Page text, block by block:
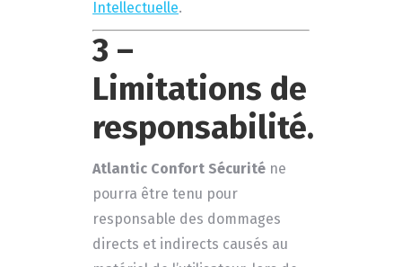
Intellectuelle.
3 –
Limitations de
responsabilité.
Atlantic Confort Sécurité ne
pourra être tenu pour
responsable des dommages
directs et indirects causés au